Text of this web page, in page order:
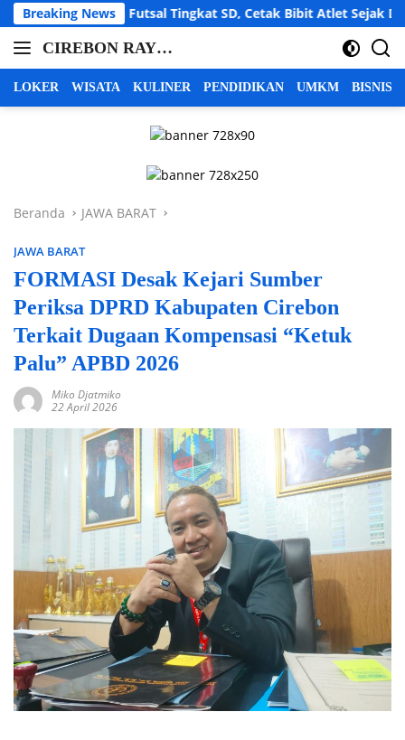
Langsung
ke
konten
Breaking News
Futsal Tingkat SD, Cetak Bibit Atlet Sejak Dini LBH
CIREBON RAYA |
INFO CIREBON
CIREBON RAYA |
KUNINGAN
cirebon
info
cirebon
majalengka
kuningan
LOKER WISATA KULINER PENDIDIKAN UMKM BISNIS
Beranda JAWA BARAT
JAWA BARAT
FORMASI Desak Kejari Sumber
Periksa DPRD Kabupaten Cirebon
Terkait Dugaan Kompensasi “Ketuk
Palu” APBD 2026
Miko Djatmiko
22 April 2026